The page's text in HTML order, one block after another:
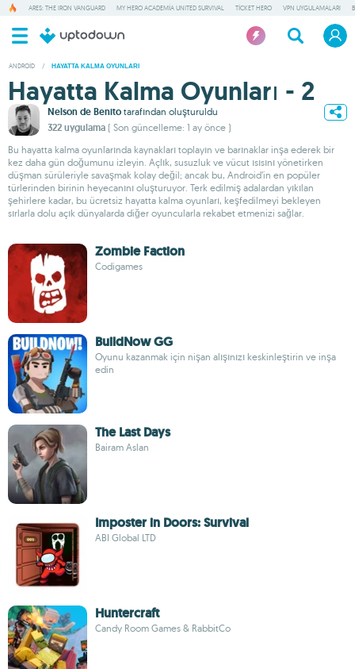
ARES: THE IRON VANGUARD MY HERO ACADEMIA UNITED SURVIVAL TICKET HERO VPN UYGULAMALARI
ANDROID / HAYATTA KALMA OYUNLARI
Hayatta Kalma Oyunları - 2
Nelson de Benito tarafından oluşturuldu
322 uygulama ( Son güncelleme: 1 ay önce )
Bu hayatta kalma oyunlarında kaynakları toplayın ve barınaklar inşa ederek bir
kez daha gün doğumunu izleyin. Açlık, susuzluk ve vücut ısısını yönetirken
düşman sürüleriyle savaşmak kolay değil; ancak bu, Android’in en popüler
türlerinden birinin heyecanını oluşturuyor. Terk edilmiş adalardan yıkılan
şehirlere kadar, bu ücretsiz hayatta kalma oyunları, keşfedilmeyi bekleyen
sırlarla dolu açık dünyalarda diğer oyuncularla rekabet etmenizi sağlar.
Zombie Faction
Codigames
BuildNow GG
Oyunu kazanmak için nişan alışınızı keskinleştirin ve inşa
edin
The Last Days
Bairam Aslan
Imposter in Doors: Survival
ABI Global LTD
Huntercraft
Candy Room Games & RabbitCo